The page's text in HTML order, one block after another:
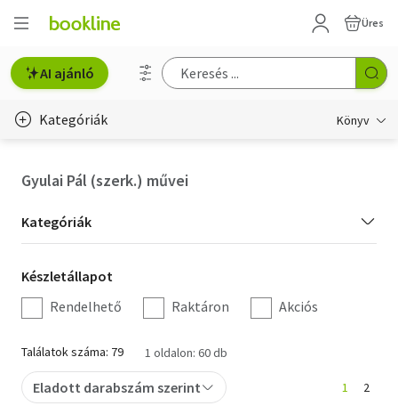
Üres
AI ajánló
Kategóriák Könyv
Hobbi, szabadidő
Irodalom
Művészet
Szakkönyv
Gyulai Pál (szerk.) művei
Kategória
szűrés
Kategóriák
Készletállapot
szűrés
Készletállapot
Rendelhető
Raktáron Akciós
Találatok száma: 79 1 oldalon: 60 db
Eladott darabszám szerint 1 2